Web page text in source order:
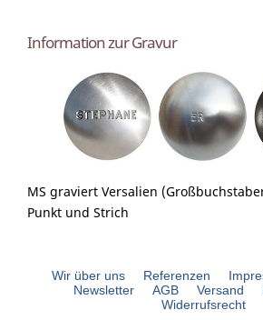
Information zur Gravur
MS graviert Versalien
Punkt und Strich
Wir über uns Referenzen
Newsletter
AGB Versand
Widerrufsrecht